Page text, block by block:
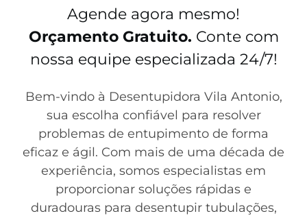
Agende agora mesmo!
Orçamento Gratuito. Conte com
nossa equipe especializada 24/7!
Bem-vindo à Desentupidora Vila Antonio,
sua escolha confiável para resolver
problemas de entupimento de forma
eficaz e ágil. Com mais de uma década de
experiência, somos especialistas em
proporcionar soluções rápidas e
duradouras para desentupir tubulações,